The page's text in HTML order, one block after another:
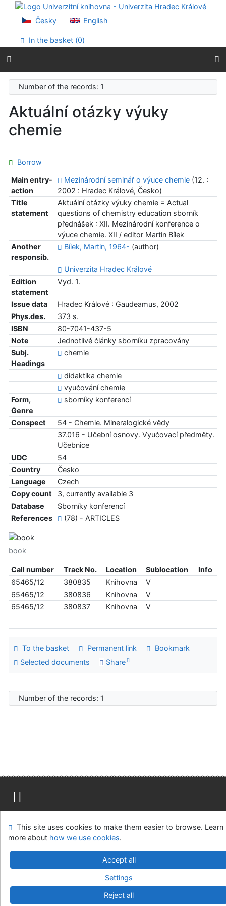
Go to content
Go to menu
Accessibility declaration
Česky English
In the basket (0)
Number of the records: 1
Aktuální otázky výuky
chemie
Borrow
Main entry-
action
Mezinárodní seminář o výuce chemie(12. :
2002 : Hradec Králové, Česko)
Title
statement
Aktuální otázky výuky chemie = Actual
questions of chemistry education sborník
přednášek : XII. Mezinárodní konference o
výuce chemie. XII / editor Martin Bílek
Another
responsib.
Bílek, Martin, 1964- (author)
Univerzita Hradec Králové
Edition
statement
Vyd. 1.
Issue data
Hradec Králové : Gaudeamus, 2002
Phys.des.
373 s.
ISBN
80-7041-437-5
Note
Jednotlivé články sborníku zpracovány
Subj.
Headings
chemie
didaktika chemie
vyučování chemie
Form,
Genre
sborníky konferencí
Conspect
54 - Chemie. Mineralogické vědy
37.016 - Učební osnovy. Vyučovací předměty.
Učebnice
UDC
54
Country
Česko
Language
Czech
Copy count
3, currently available 3
Database
Sborníky konferencí
References
(78) - ARTICLES
book
Call number Track No. Location Sublocation
Info
65465/12
380835 Knihovna
V
65465/12
380836 Knihovna
V
65465/12
380837 Knihovna V
To the basket Permanent link
Bookmark
Selected documents
Share
Number of the records: 1
Feedback form
Cookie settings
Univerzitní knihovna - Univerzita Hradec Králové
©1993-2026IPACv.4.8.63a-Cosmotron Slovakia, s.r.o.
This site uses cookies to make them easier to browse. Learn
more about how we use cookies.
Accept all
Settings
Reject all